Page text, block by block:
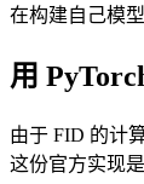
在构建自己模
用
由于 FID 的计
这份官方实现